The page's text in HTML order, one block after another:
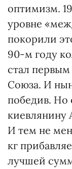
оптимизм.
уровне
покорили
90-м году
стал
Союза. И
победив. Но
киевлянину
И тем не
кг
лучшей